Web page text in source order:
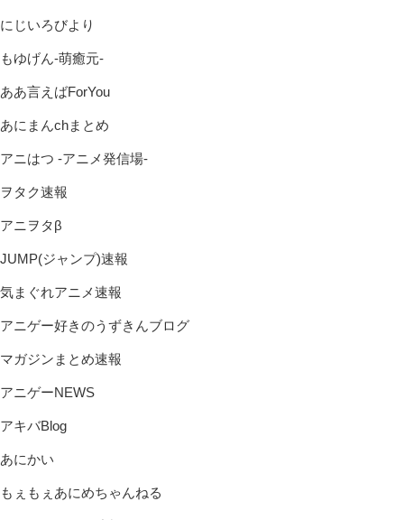
にじいろびより
もゆげん-萌癒元-
ああ言えばForYou
あにまんchまとめ
アニはつ -アニメ発信場-
ヲタク速報
アニヲタβ
JUMP(ジャンプ)速報
気まぐれアニメ速報
アニゲー好きのうずきんブログ
マガジンまとめ速報
アニゲーNEWS
アキバBlog
あにかい
もぇもぇあにめちゃんねる